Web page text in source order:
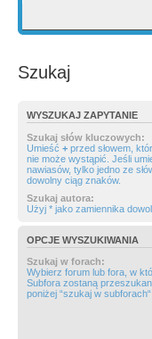
Szukaj
WYSZUKAJ ZAPYTANIE
Szukaj słów kluczowych:
Umieść + przed słowem,
nie może wystąpić. Jeśli
nawiasów, tylko jedno ze
dowolny ciąg znaków.
Szukaj autora:
Użyj * jako zamiennika
OPCJE WYSZUKIWANIA
Szukaj w forach:
Wybierz forum lub fora, w
Subfora zostaną
poniżej “szukaj w subforach“.